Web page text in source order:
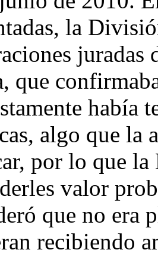
la
juradas
que
había
algo que la
por lo que la
valor
que no era
recibiendo